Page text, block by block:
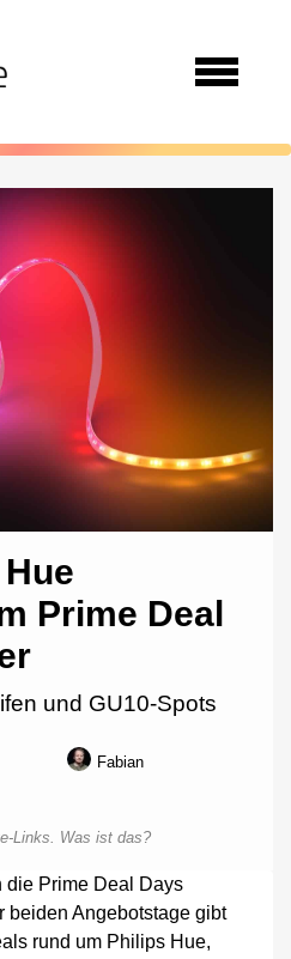
Prime Deal
und GU10-Spots
Fabian
Links. Was ist das?
die Prime Deal Days
beiden Angebotstage gibt
rund um Philips Hue,